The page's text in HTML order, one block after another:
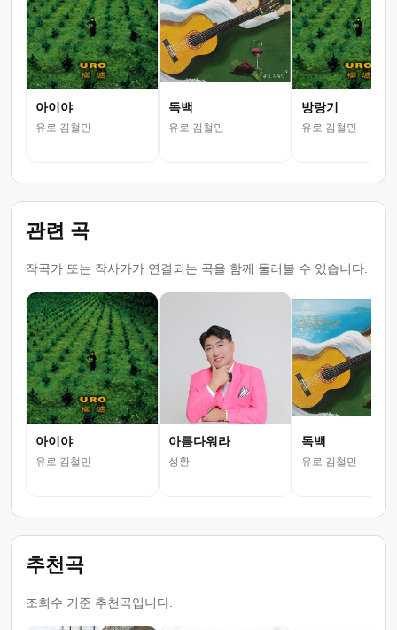
아이야
유로 김철민
독백
유로 김철민
방랑기
유로 김철민
관련 곡
작곡가 또는 작사가가 연결되는 곡을 함께 둘러볼 수 있습니다.
아이야
유로 김철민
아름다워라
성환
독백
유로 김철민
추천곡
조회수 기준 추천곡입니다.